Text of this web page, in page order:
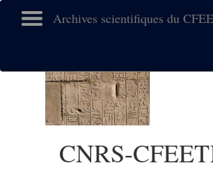
Archives scientifiques du
CNRS-